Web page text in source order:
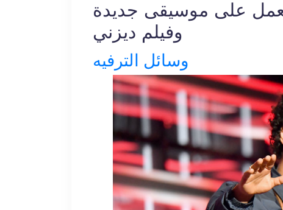
على موسيقى جديدة
وفيلم ديزني
وسائل الترفيه